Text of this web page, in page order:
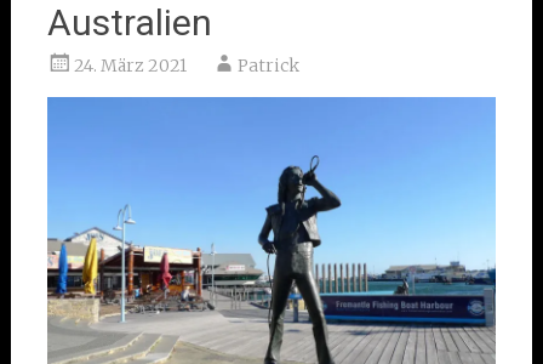
Australien
24. März 2021 Patrick